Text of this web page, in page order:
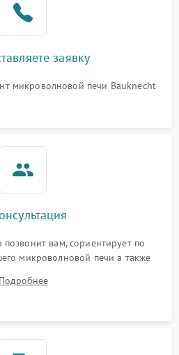
2400 ₽ Подробнее →
2000 ₽
заявку
микроволновой печи Bauknecht
вам, сориентирует по
микроволновой печи а также
Подробнее